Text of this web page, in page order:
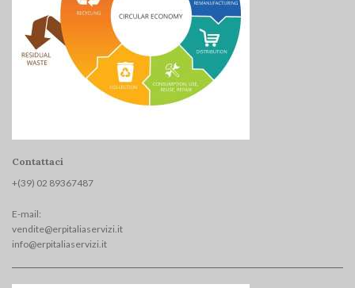
Contattaci
+(39) 02 89367487
E-mail:
vendite@erpitaliaservizi.it
info@erpitaliaservizi.it